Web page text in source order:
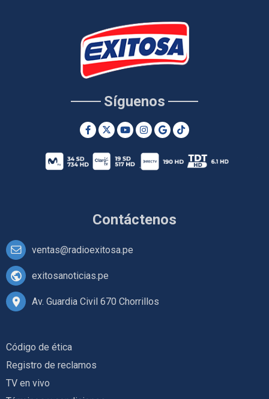
Contáctenos
ventas@radioexitosa.pe
exitosanoticias.pe
Av. Guardia Civil 670 Chorrillos
Síguenos
Código de ética
Registro de reclamos
TV en vivo